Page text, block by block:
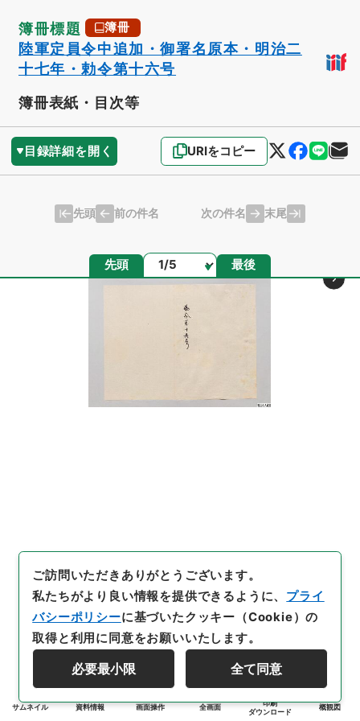
簿冊標題 簿冊
陸軍定員令中追加・御署名原本・明治二
十七年・勅令第十六号
簿冊表紙・目次等
目録詳細を開く URIをコピー
先頭 前の件名 次の件名 末尾
先頭 ページ 最後
サムネイル 資料情報 画面操作 全画面
印刷
ダウンロード
概観図
ご訪問いただきありがとうございます。
私たちがより良い情報を提供できるように、 プライ
バシーポリシーに基づいたクッキー（Cookie）の
取得と利用に同意をお願いいたします。
必要最小限 全て同意